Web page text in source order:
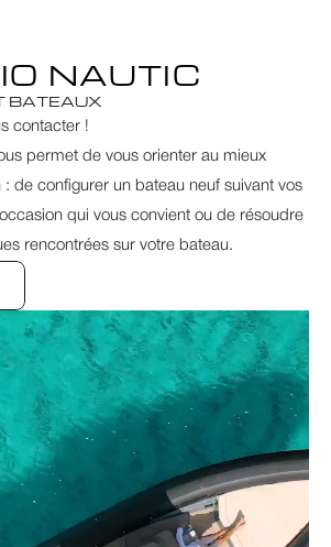
NAUTIC
BATEAUX
contacter !
permet de vous orienter au mieux
: de configurer un bateau neuf suivant vos
qui vous convient ou de résoudre
rencontrées sur votre bateau.